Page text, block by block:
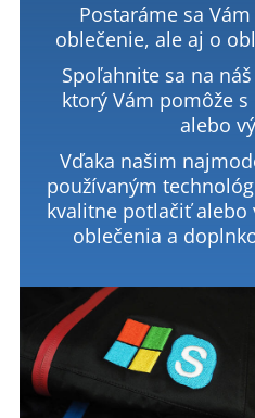
Postaráme sa
oblečenie, ale aj o
Spoľahnite sa na
ktorý Vám pomôže
alebo
Vďaka našim
používaným
kvalitne potlačiť alebo
oblečenia a